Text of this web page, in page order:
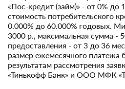
«Пос-кредит (займ)» - от 0% до
стоимость потребительского
0.000% до 60.000% годовых.
3000 р., максимальная сумма -
предоставления - от 3 до 36
размер ежемесячного платежа
результатам рассмотрения
«Тинькофф Банк» и ООО МФК